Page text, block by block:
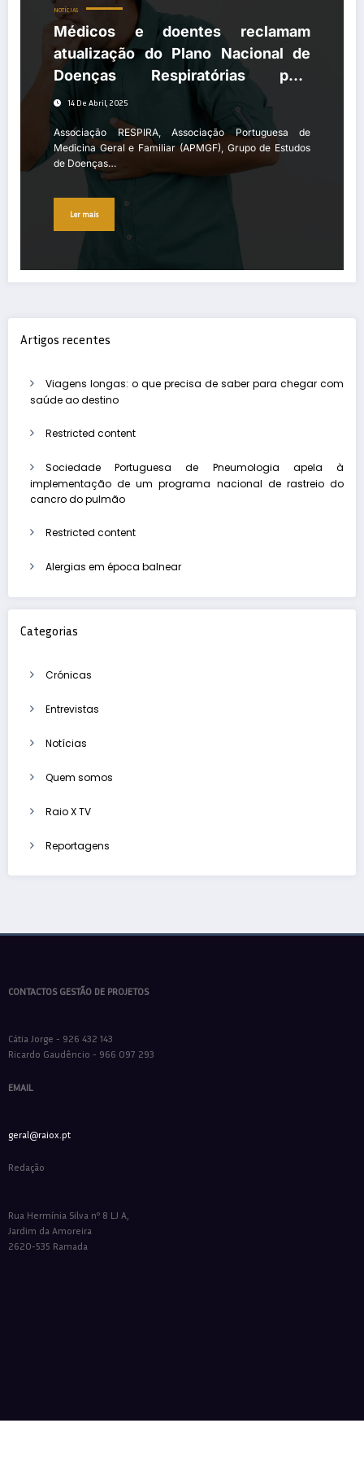
NOTÍCIAS
Médicos e doentes reclamam
atualização do Plano Nacional de
Doenças Respiratórias para
combater subdiagnóstico e
subtratamento da DPOC
14 De Abril, 2025
Associação RESPIRA, Associação Portuguesa de
Medicina Geral e Familiar (APMGF), Grupo de Estudos
de Doenças…
Ler mais
Artigos recentes
Viagens longas: o que precisa de saber para chegar com
saúde ao destino
Restricted content
Sociedade Portuguesa de Pneumologia apela à
implementação de um programa nacional de rastreio do
cancro do pulmão
Restricted content
Alergias em época balnear
Categorias
Crónicas
Entrevistas
Notícias
Quem somos
Raio X TV
Reportagens
CONTACTOS GESTÃO DE PROJETOS
Cátia Jorge - 926 432 143
Ricardo Gaudêncio - 966 097 293
EMAIL
geral@raiox.pt
Redação
Rua Hermínia Silva nº 8 LJ A,
Jardim da Amoreira
2620-535 Ramada